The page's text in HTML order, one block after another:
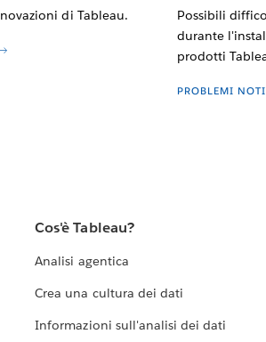
di Tableau.
Possibili
durante
prodotti
PROBLEMI NOTI
Cos'è Tableau?
Analisi agentica
Crea una cultura dei dati
Informazioni sull'analisi dei dati